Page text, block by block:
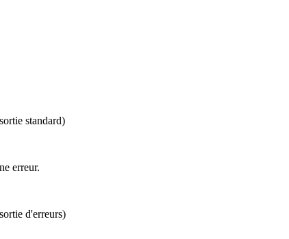
standard)
erreur.
d'erreurs)